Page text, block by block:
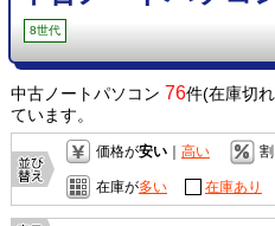
8世代
中古ノートパソコン 76件(在庫切
ています。
価格が安い｜ 高い
在庫が多い 在庫あり